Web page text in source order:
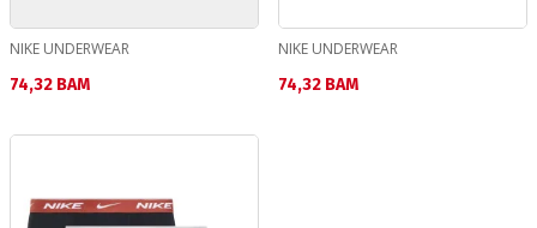
NIKE UNDERWEAR
Текуща цена:
74,32 BAM
NIKE UNDERWEAR
Текуща цена:
74,32 BAM